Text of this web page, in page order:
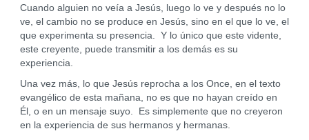
Cuando alguien no veía a Jesús, luego lo ve y después no lo
ve, el cambio no se produce en Jesús, sino en el que lo ve, el
que experimenta su presencia. Y lo único que este vidente,
este creyente, puede transmitir a los demás es su
experiencia.
Una vez más, lo que Jesús reprocha a los Once, en el texto
evangélico de esta mañana, no es que no hayan creído en
Él, o en un mensaje suyo. Es simplemente que no creyeron
en la experiencia de sus hermanos y hermanas.